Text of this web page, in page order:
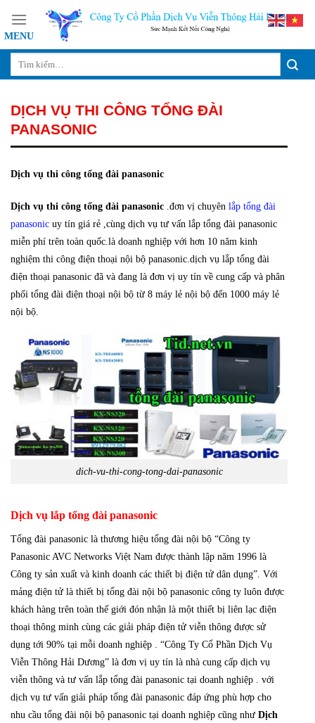
content
DỊCH VỤ THI CÔNG TỔNG ĐÀI
PANASONIC
Dịch vụ thi công tổng đài panasonic
Dịch vụ thi công tổng đài panasonic .đơn vị chuyên lắp tổng đài
panasonic uy tín giá rẻ ,cùng dịch vụ tư vấn lắp tổng đài panasonic
miễn phí trên toàn quốc.là doanh nghiệp với hơn 10 năm kinh
nghiệm thi công điện thoại nội bộ panasonic.dịch vụ lắp tổng đài
điện thoại panasonic đã và đang là đơn vị uy tín về cung cấp và phân
phối tổng đài điện thoại nội bộ từ 8 máy lẻ nội bộ đến 1000 máy lẻ
nội bộ.
dich-vu-thi-cong-tong-dai-panasonic
Dịch vụ lắp tổng đài panasonic
Tổng đài panasonic là thương hiệu tổng đài nội bộ “Công ty
Panasonic AVC Networks Việt Nam được thành lập năm 1996 là
Công ty sản xuất và kinh doanh các thiết bị điện tử dân dụng”. Với
mảng điện tử là thiết bị tổng đài nội bộ panasonic công ty luôn được
khách hàng trên toàn thế giới đón nhận là một thiết bị liên lạc điện
thoại thông minh cùng các giải pháp điện tử viễn thông được sử
dụng tới 90% tại mỗi doanh nghiệp . “Công Ty Cổ Phần Dịch Vụ
Viễn Thông Hải Dương” là đơn vị uy tín là nhà cung cấp dịch vụ
viễn thông và tư vấn lắp tổng đài panasonic tại doanh nghiệp . với
dịch vụ tư vấn giải pháp tổng đài panasonic đáp ứng phù hợp cho
nhu cầu tổng đài nội bộ panasonic tại doanh nghiệp cũng như Dịch